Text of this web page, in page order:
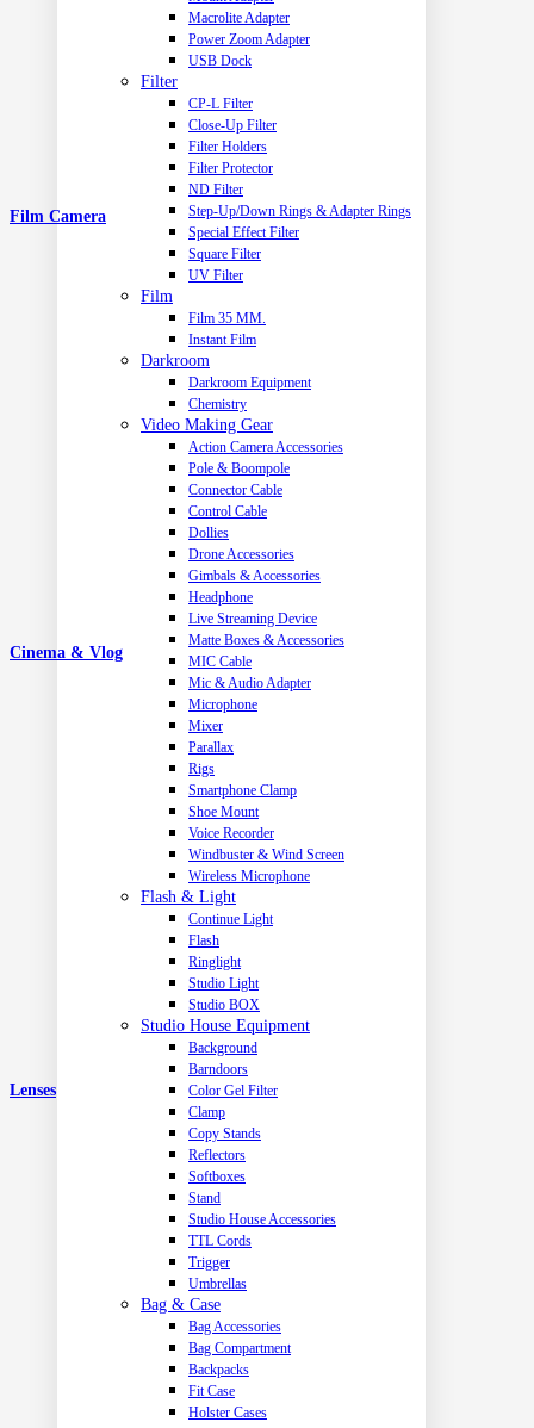
Macrolite Adapter
Power Zoom Adapter
USB Dock
Filter
CP-L Filter
Close-Up Filter
Filter Holders
Filter Protector
ND Filter
Step-Up/Down Rings & Adapter Rings
Special Effect Filter
Square Filter
UV Filter
Film
Film 35 MM.
Instant Film
Darkroom
Darkroom Equipment
Chemistry
Video Making Gear
Action Camera Accessories
Pole & Boompole
Connector Cable
Control Cable
Dollies
Drone Accessories
Gimbals & Accessories
Headphone
Live Streaming Device
Matte Boxes & Accessories
MIC Cable
Mic & Audio Adapter
Microphone
Mixer
Parallax
Rigs
Smartphone Clamp
Shoe Mount
Voice Recorder
Windbuster & Wind Screen
Wireless Microphone
Flash & Light
Continue Light
Flash
Ringlight
Studio Light
Studio BOX
Studio House Equipment
Background
Barndoors
Color Gel Filter
Clamp
Copy Stands
Reflectors
Softboxes
Stand
Studio House Accessories
TTL Cords
Trigger
Umbrellas
Bag & Case
Bag Accessories
Bag Compartment
Backpacks
Fit Case
Holster Cases
Film Camera
Cinema & Vlog
Lenses